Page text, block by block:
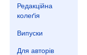
Редакційна
колеґія
Випуски
Для авторів